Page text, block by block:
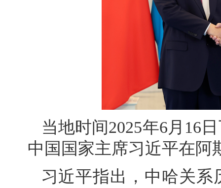
当地时间2025年6月16
中国国家主席习近平在阿
习近平指出，中哈关